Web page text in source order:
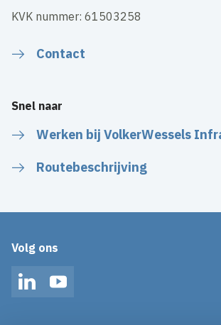
KVK nummer: 61503258
Contact
Snel naar
Werken bij VolkerWessels
Routebeschrijving
Volg ons
LinkedInYouTube